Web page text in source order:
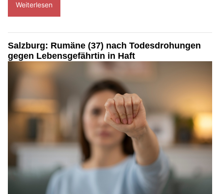
Weiterlesen
Salzburg: Rumäne (37) nach Todesdrohungen
gegen Lebensgefährtin in Haft